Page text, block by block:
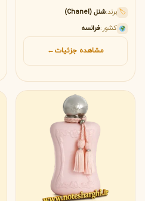
Chanel)🏷 برند:شنل (Chanel)
کشور:فرانسه
مشاهده جزئیات←